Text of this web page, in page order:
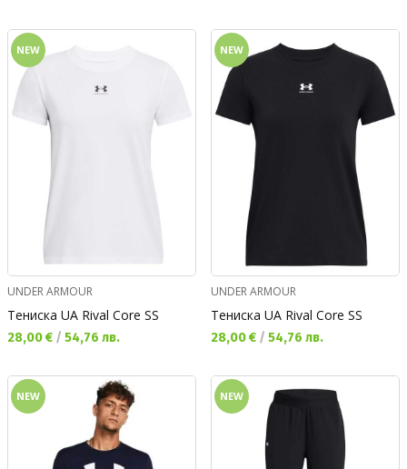
NEW
UNDER ARMOUR
Тениска UA Rival Core SS
Текуща цена:
28,00 € / 54,76 лв.
NEW
UNDER ARMOUR
Тениска UA Rival Core SS
Текуща цена:
28,00 € / 54,76 лв.
NEW NEW